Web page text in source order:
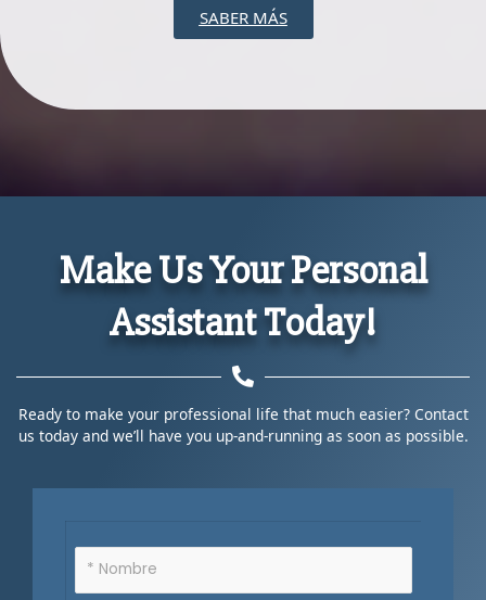
SABER MÁS
Make Us Your Personal
Assistant Today!
Ready to make your professional life that much easier? Contact
us today and we’ll have you up-and-running as soon as possible.